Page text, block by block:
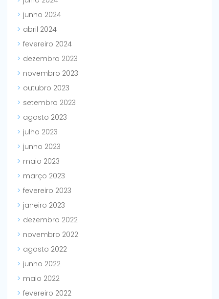
junho 2024
abril 2024
fevereiro 2024
dezembro 2023
novembro 2023
outubro 2023
setembro 2023
agosto 2023
julho 2023
junho 2023
maio 2023
março 2023
fevereiro 2023
janeiro 2023
dezembro 2022
novembro 2022
agosto 2022
junho 2022
maio 2022
fevereiro 2022